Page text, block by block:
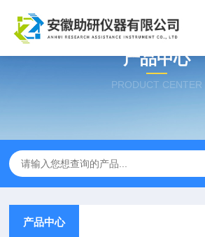
产品中心
PRODUCT CENTER
产品中心